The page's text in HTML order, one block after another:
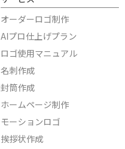
オーダーロゴ制作
AIプロ仕上げプラン
ロゴ使用マニュアル
名刺作成
封筒作成
ホームページ制作
モーションロゴ
挨拶状作成